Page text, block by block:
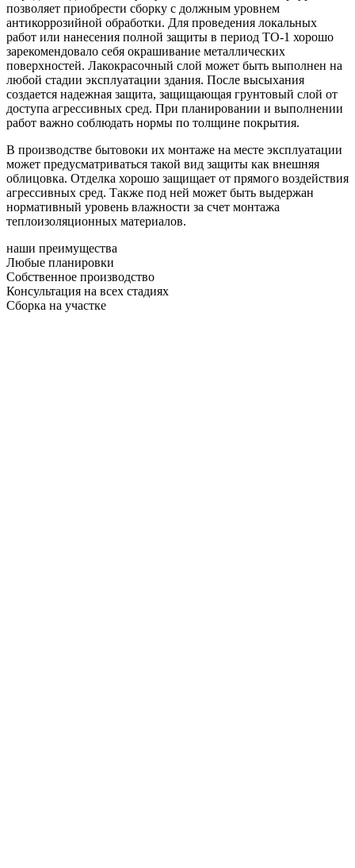
позволяет приобрести сборку с должным уровнем
антикоррозийной обработки. Для проведения локальных
работ или нанесения полной защиты в период ТО-1 хорошо
зарекомендовало себя окрашивание металлических
поверхностей. Лакокрасочный слой может быть выполнен на
любой стадии эксплуатации здания. После высыхания
создается надежная защита, защищающая грунтовый слой от
доступа агрессивных сред. При планировании и выполнении
работ важно соблюдать нормы по толщине покрытия.
В производстве бытовоки их монтаже на месте эксплуатации
может предусматриваться такой вид защиты как внешняя
облицовка. Отделка хорошо защищает от прямого воздействия
агрессивных сред. Также под ней может быть выдержан
нормативный уровень влажности за счет монтажа
теплоизоляционных материалов.
наши преимущества
Любые планировки
Собственное производство
Консультация на всех стадиях
Сборка на участке